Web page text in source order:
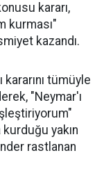
kararı,
kurması"
kazandı.
kararını tümüyle
"Neymar'ı
yakın
rastlanan